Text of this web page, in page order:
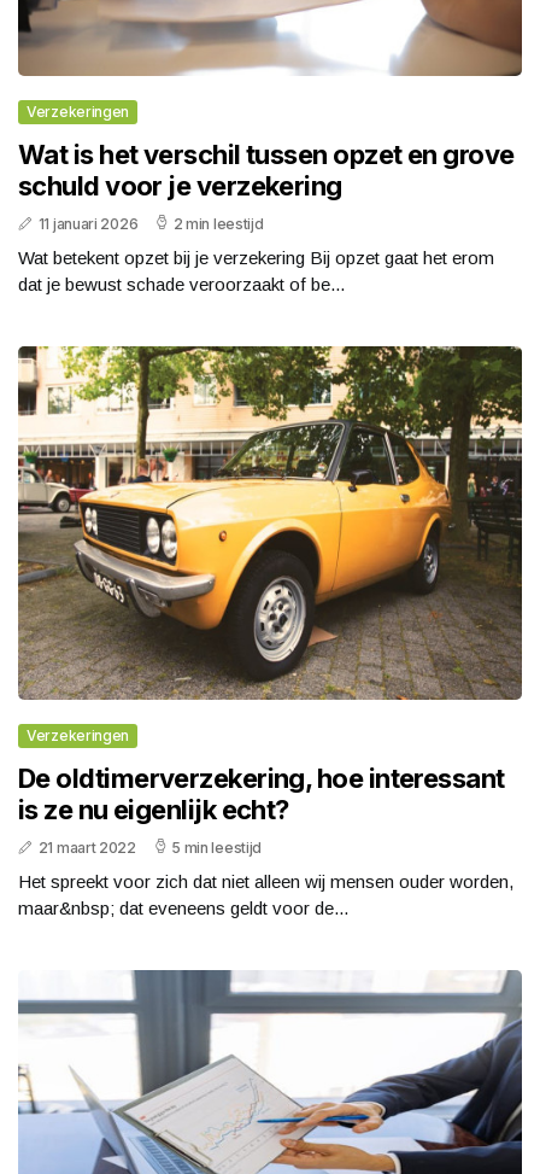
Verzekeringen
Wat is het verschil tussen opzet en grove
schuld voor je verzekering
11 januari 2026 2 min leestijd
Wat betekent opzet bij je verzekering Bij opzet gaat het erom
dat je bewust schade veroorzaakt of be...
Verzekeringen
De oldtimerverzekering, hoe interessant
is ze nu eigenlijk echt?
21 maart 2022 5 min leestijd
Het spreekt voor zich dat niet alleen wij mensen ouder worden,
maar&nbsp; dat eveneens geldt voor de...